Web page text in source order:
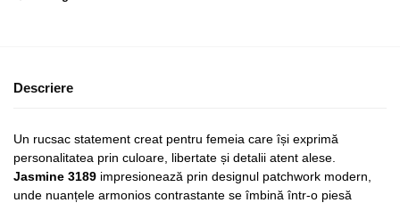
Descriere
Un rucsac statement creat pentru femeia care își exprimă
personalitatea prin culoare, libertate și detalii atent alese.
Jasmine 3189 impresionează prin designul patchwork modern,
unde nuanțele armonios contrastante se îmbină într-o piesă